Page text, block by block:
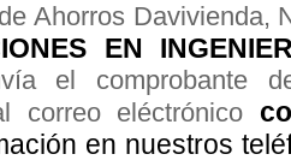
Ahorros Davivienda,
EN
el comprobante
correo eléctrónico
en nuestros